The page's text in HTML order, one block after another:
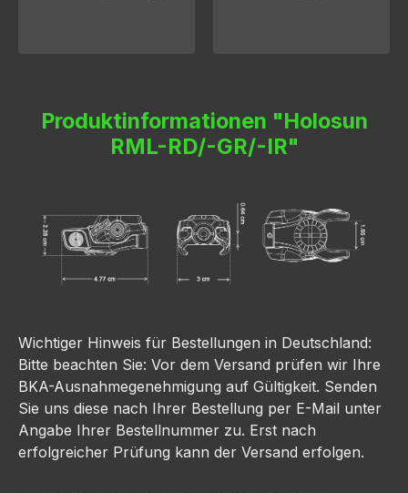
Produktinformationen "Holosun
RML-RD/-GR/-IR"
Wichtiger Hinweis für Bestellungen in Deutschland:
Bitte beachten Sie: Vor dem Versand prüfen wir Ihre
BKA-Ausnahmegenehmigung auf Gültigkeit. Senden
Sie uns diese nach Ihrer Bestellung per E-Mail unter
Angabe Ihrer Bestellnummer zu. Erst nach
erfolgreicher Prüfung kann der Versand erfolgen.